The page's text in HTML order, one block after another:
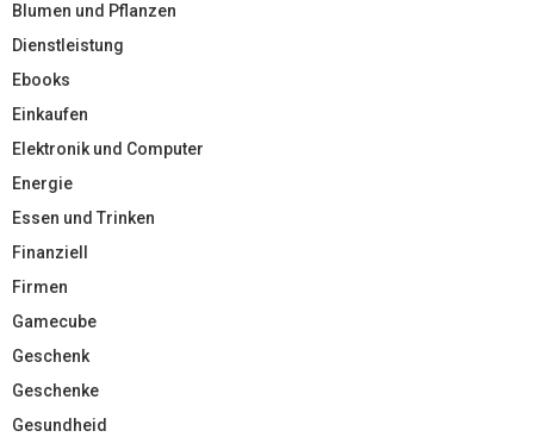
Blumen und Pflanzen
Dienstleistung
Ebooks
Einkaufen
Elektronik und Computer
Energie
Essen und Trinken
Finanziell
Firmen
Gamecube
Geschenk
Geschenke
Gesundheid